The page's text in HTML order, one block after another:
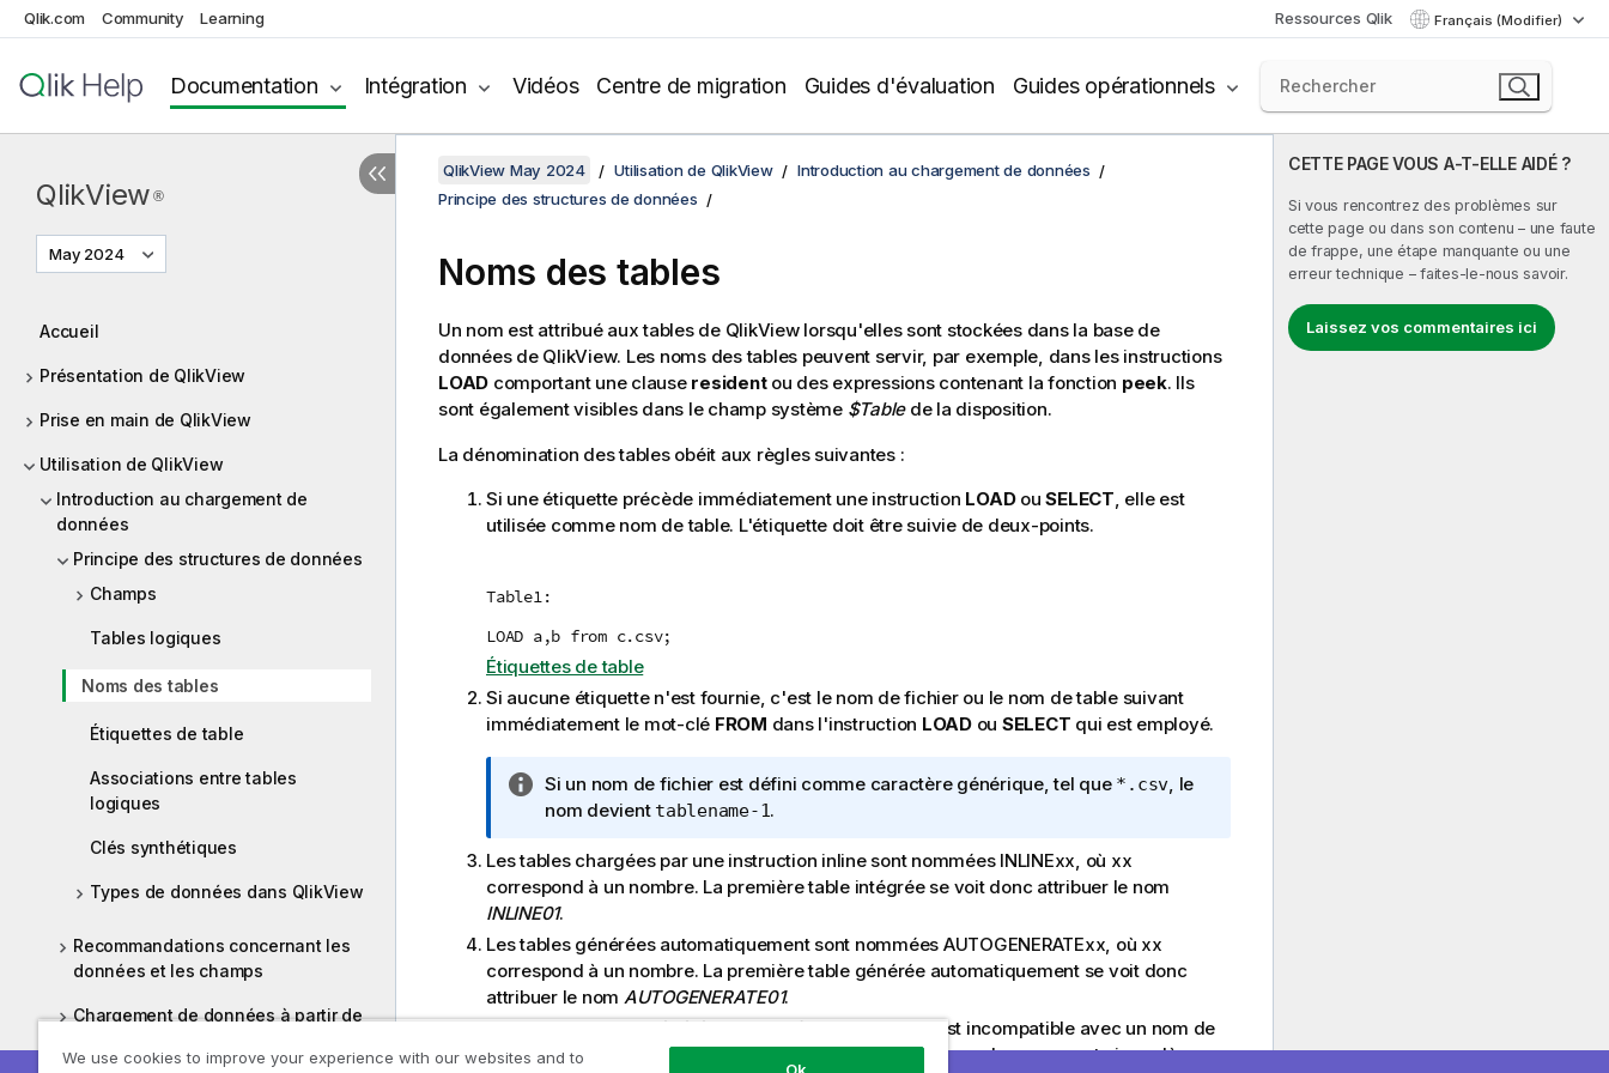
Qlik.com Community Learning Ressources Qlik Français (Modifier)
Documentation Intégration Vidéos Centre de migration Guides d'évaluation Guides opérationnels
QlikView ®
May 2024
Accueil
Présentation de QlikView
Prise en main de QlikView
Utilisation de QlikView
Introduction au chargement de
données
Principe des structures de données
Champs
Tables logiques
Noms des tables
Étiquettes de table
Associations entre tables
logiques
Clés synthétiques
Types de données dans QlikView
Recommandations concernant les
données et les champs
Chargement de données à partir de
CETTE PAGE VOUS A-T-ELLE AIDÉ ?
Si vous rencontrez des problèmes sur
cette page ou dans son contenu – une faute
de frappe, une étape manquante ou une
erreur technique – faites-le-nous savoir.
Laissez vos commentaires ici
QlikView May 2024 Utilisation de QlikView
Introduction au chargement de données
Principe des structures de données
Noms des tables
Un nom est attribué aux tables de QlikViewlorsqu'elles sont stockées dans la base de
données de QlikView. Les noms des tables peuvent servir, par exemple, dans les instructions
LOAD comportant une clause residentou des expressions contenant la fonction peek. Ils
sont également visibles dans le champ système $Tablede la disposition.
La dénomination des tables obéit aux règles suivantes :
Si une étiquette précède immédiatement une instruction LOADouSELECT, elle est
utilisée comme nom de table. L'étiquette doit être suivie de deux-points.
Table1:
LOAD a,b from c.csv;
Étiquettes de table
Si aucune étiquette n'est fournie, c'est le nom de fichier ou le nom de table suivant
immédiatement le mot-clé FROM dans l'instruction LOADou SELECT qui est employé.
N
o
e
I
n
f
o
r
m
Si un nom de fichier est défini comme caractère générique, tel que *.csv, le
nom devient tablename-1.
Les tables chargées par une instruction inline sont nommées INLINExx, où xx
correspond à un nombre. La première table intégrée se voit donc attribuer le nom
INLINE01.
Les tables générées automatiquement sont nommées AUTOGENERATExx, où xx
correspond à un nombre. La première table générée automatiquement se voit donc
attribuer le nom AUTOGENERATE01.
Si un nom de table généré selon les règles ci-dessus est incompatible avec un nom de
table existant, il est suivi de -x , où x est un nombre. Ce nombre augmente jusqu'à ce
We use cookies to improve your experience with our websites and to